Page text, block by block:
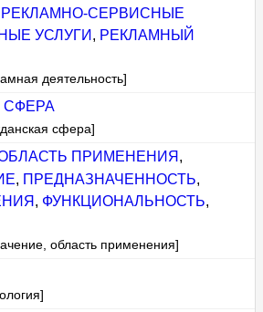
РЕКЛАМНО-СЕРВИСНЫЕ
УСЛУГИ , РЕКЛАМНЫЙ
деятельность]
СФЕРА
сфера]
ПРИМЕНЕНИЯ ,
, ПРЕДНАЗНАЧЕННОСТЬ,
, ФУНКЦИОНАЛЬНОСТЬ,
область применения]